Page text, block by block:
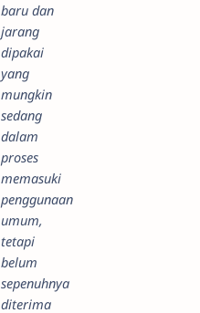
baru dan
jarang
dipakai
yang
mungkin
sedang
dalam
proses
memasuki
penggunaan
umum,
tetapi
belum
sepenuhnya
diterima